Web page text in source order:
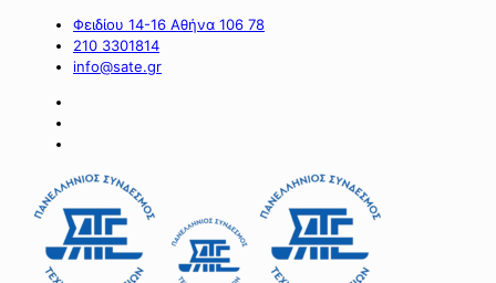
Φειδίου 14-16 Αθήνα 106 78
210 3301814
info@sate.gr